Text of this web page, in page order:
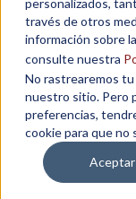
personalizados,
través de otros
información sobre
consulte nuestra
No rastrearemos
nuestro sitio. Pero
preferencias,
cookie para que no
Aceptar